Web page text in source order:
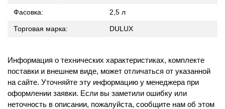
Фасовка: 2,5 л
Торговая марка: DULUX
Информация о технических характеристиках, комплекте
поставки и внешнем виде, может отличаться от указанной
на сайте. Уточняйте эту информацию у менеджера при
оформлении заявки. Если вы заметили ошибку или
неточность в описании, пожалуйста, сообщите нам об этом